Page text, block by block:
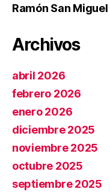
Ramón San Miguel
Archivos
abril 2026
febrero 2026
enero 2026
diciembre 2025
noviembre 2025
octubre 2025
septiembre 2025